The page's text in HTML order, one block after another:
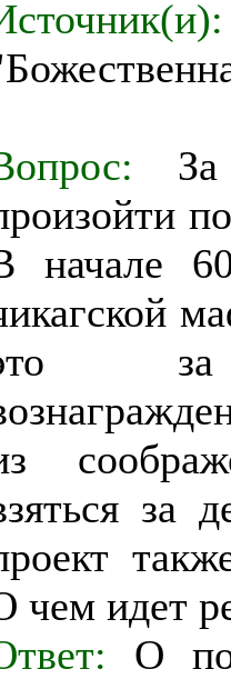
начале
за
за
чем идет
О